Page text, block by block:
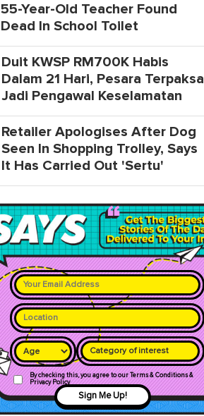
55-Year-Old Teacher Found
Dead In School Toilet
Duit KWSP RM700K Habis
Dalam 21 Hari, Pesara Terpaksa
Jadi Pengawal Keselamatan
Retailer Apologises After Dog
Seen In Shopping Trolley, Says
It Has Carried Out 'Sertu'
Category of interest
By checking this, you agree to our Terms & Conditions &
Privacy Policy
Sign Me Up!